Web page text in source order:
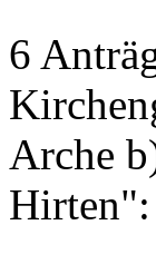
6
Arche